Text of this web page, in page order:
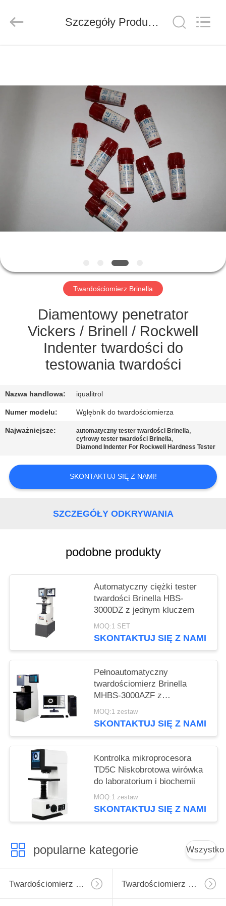
WYCIECZKA
PO
KONTROLA
SITEMAP
PRIVACY
Rights
Reserved.
ECER
Szczegóły Produktu
Twardościomierz Brinella
Diamentowy penetrator
Vickers / Brinell / Rockwell
Indenter twardości do
testowania twardości
Nazwa handlowa: iqualitrol
Numer modelu: Wgłębnik do twardościomierza
Najważniejsze: automatyczny tester twardości Brinella,
cyfrowy tester twardości Brinella,
Diamond Indenter For Rockwell Hardness Tester
SKONTAKTUJ SIĘ Z NAMI!
SZCZEGÓŁY ODKRYWANIA
podobne produkty
Automatyczny ciężki tester
twardości Brinella HBS-
3000DZ z jednym kluczem
MOQ:1 SET
SKONTAKTUJ SIĘ Z NAMI
Pełnoautomatyczny
twardościomierz Brinella
MHBS-3000AZF z
zmotoryzowaną konstrukcją
podnoszenia
MOQ:1 zestaw
SKONTAKTUJ SIĘ Z NAMI
Kontrolka mikroprocesora
TD5C Niskobrotowa wirówka
do laboratorium i biochemii
MOQ:1 zestaw
SKONTAKTUJ SIĘ Z NAMI
popularne kategorie Wszystko
Twardościomierz Micro Vickers Twardościomierz Vickersa